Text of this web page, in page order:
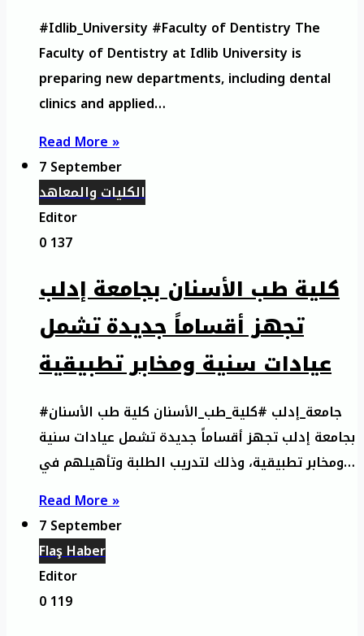
#Idlib_University #Faculty of Dentistry The
Faculty of Dentistry at Idlib University is
preparing new departments, including dental
clinics and applied…
Read More »
7 September
الكليات والمعاهد
Editor
0137
كلية طب الأسنان بجامعة إدلب
تجهز أقساماً جديدة تشمل
عيادات سنية ومخابر تطبيقية
#جامعة_إدلب #كلية_طب_الأسنان كلية طب الأسنان
بجامعة إدلب تجهز أقساماً جديدة تشمل عيادات سنية
ومخابر تطبيقية، وذلك لتدريب الطلبة وتأهيلهم في…
Read More »
7 September
Flaş Haber
Editor
0119